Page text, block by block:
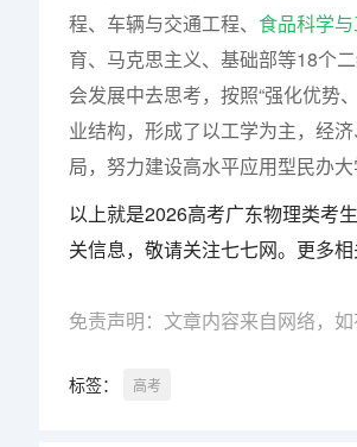
程、车辆与交通工程、 食品科学
育、马克思主义、基础部等18个
会发展中去思考，按照“强化优势
业结构，形成了以工学为主，经
局，努力建设高水平应用型民办
以上就是2026高考广东物理类考
关信息，敬请关注七七网。更多
免责声明：文章内容来自网络，
标签： 高考